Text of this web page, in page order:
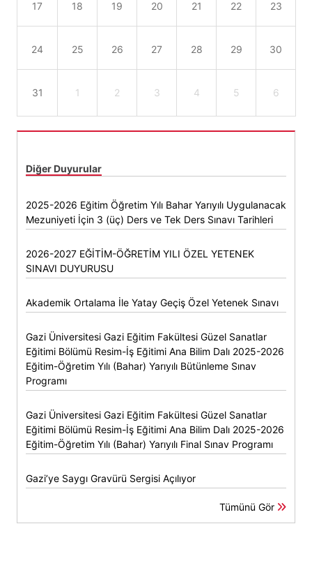
17 18 19 20 21 22 23
24 25 26 27 28 29 30
31 1 2 3 4 5 6
Diğer Duyurular
2025-2026 Eğitim Öğretim Yılı Bahar Yarıyılı Uygulanacak
Mezuniyeti İçin 3 (üç) Ders ve Tek Ders Sınavı Tarihleri
2026-2027 EĞİTİM-ÖĞRETİM YILI ÖZEL YETENEK
SINAVI DUYURUSU
Akademik Ortalama İle Yatay Geçiş Özel Yetenek Sınavı
Gazi Üniversitesi Gazi Eğitim Fakültesi Güzel Sanatlar
Eğitimi Bölümü Resim-İş Eğitimi Ana Bilim Dalı 2025-2026
Eğitim-Öğretim Yılı (Bahar) Yarıyılı Bütünleme Sınav
Programı
Gazi Üniversitesi Gazi Eğitim Fakültesi Güzel Sanatlar
Eğitimi Bölümü Resim-İş Eğitimi Ana Bilim Dalı 2025-2026
Eğitim-Öğretim Yılı (Bahar) Yarıyılı Final Sınav Programı
Gazi’ye Saygı Gravürü Sergisi Açılıyor
Tümünü Gör